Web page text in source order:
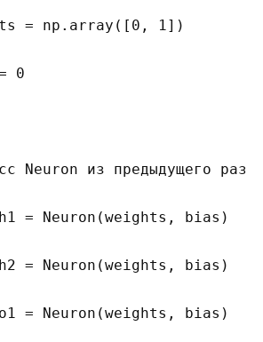
np.array([0, 1])
0
из предыдущего
bias)
bias)
bias)